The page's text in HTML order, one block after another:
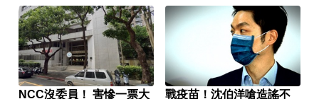
NCC沒委員！ 害慘一票大
戰疫苗！沈伯洋嗆造謠不